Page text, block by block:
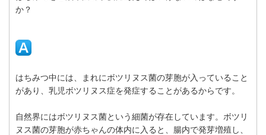
か？
はちみつ中には、まれにボツリヌス菌の芽胞が入っていること
があり、乳児ボツリヌス症を発症することがあるからです。
自然界にはボツリヌス菌という細菌が存在しています。ボツリ
ヌス菌の芽胞が赤ちゃんの体内に入ると、腸内で発芽増殖し、